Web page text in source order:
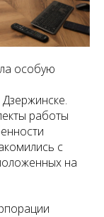
особую
работы
с
на